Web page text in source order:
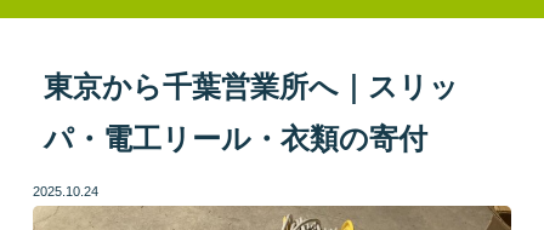
寄付までの流れ
取り扱い品目
発送方法
よくある質問
東京から千葉営業所へ｜スリッ
パ・電工リール・衣類の寄付
2025.10.24